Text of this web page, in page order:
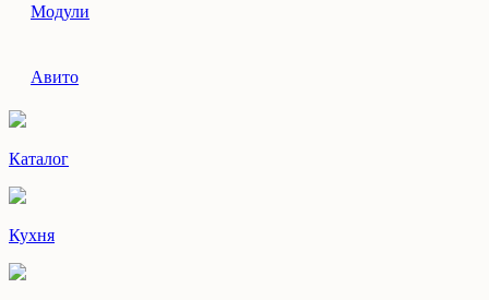
Модули
Авито
Каталог
Кухня